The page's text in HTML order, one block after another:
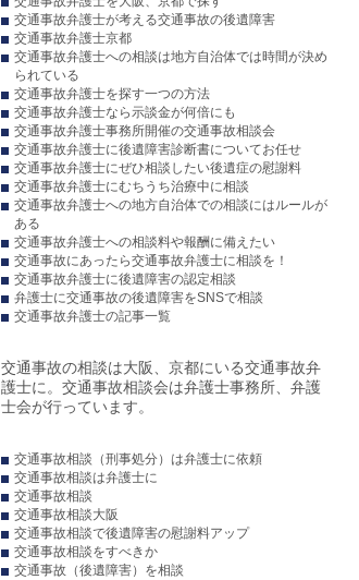
交通事故弁護士が考える交通事故の後遺障害
交通事故弁護士京都
交通事故弁護士への相談は地方自治体では時間が決め
られている
交通事故弁護士を探す一つの方法
交通事故弁護士なら示談金が何倍にも
交通事故弁護士事務所開催の交通事故相談会
交通事故弁護士に後遺障害診断書についてお任せ
交通事故弁護士にぜひ相談したい後遺症の慰謝料
交通事故弁護士にむちうち治療中に相談
交通事故弁護士への地方自治体での相談にはルールが
ある
交通事故弁護士への相談料や報酬に備えたい
交通事故にあったら交通事故弁護士に相談を！
交通事故弁護士に後遺障害の認定相談
弁護士に交通事故の後遺障害をSNSで相談
交通事故弁護士の記事一覧
交通事故の相談は大阪、京都にいる交通事故弁
護士に。交通事故相談会は弁護士事務所、弁護
士会が行っています。
交通事故相談（刑事処分）は弁護士に依頼
交通事故相談は弁護士に
交通事故相談
交通事故相談大阪
交通事故相談で後遺障害の慰謝料アップ
交通事故相談をすべきか
交通事故（後遺障害）を相談